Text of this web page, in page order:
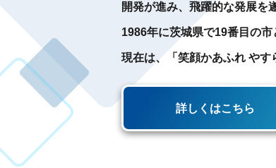
開発が進み、飛躍的な発展を
1986年に茨城県で19番目の市
現在は、「笑顔かあふれ やす
詳しくはこちら